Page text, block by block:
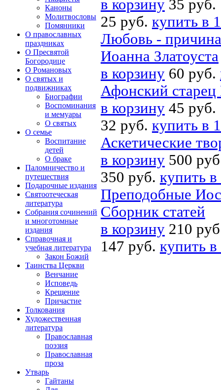
Каноны
Молитвословы
Помянники
О православных
праздниках
О Пресвятой
Богородице
О Романовых
О святых и
подвижниках
Биографии
Воспоминания
и мемуары
О святых
О семье
Воспитание
детей
О браке
Паломничество и
путешествия
Подарочные издания
Святоотеческая
литература
Собрания сочинений
и многотомные
издания
Справочная и
учебная литература
Закон Божий
Таинства Церкви
Венчание
Исповедь
Крещение
Причастие
Толкования
Художественная
литература
Православная
поэзия
Православная
проза
Утварь
Гайтаны
в корзину 35 руб.
25 руб. купить в
Любовь - причина
Иоанна Златоуста
в корзину 60 руб.
Афонский старец
в корзину 45 руб.
32 руб. купить в
Аскетические
в корзину 500
350 руб. купить
Преподобные
Сборник статей
в корзину 210
147 руб. купить